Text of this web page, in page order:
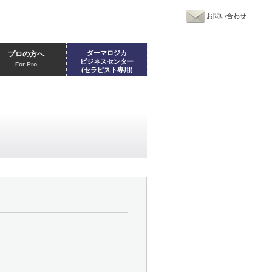
お問い合わせ
プロの方へ
For Pro
ダーマロジカ
ビジネスセンター
(セラピスト専用)